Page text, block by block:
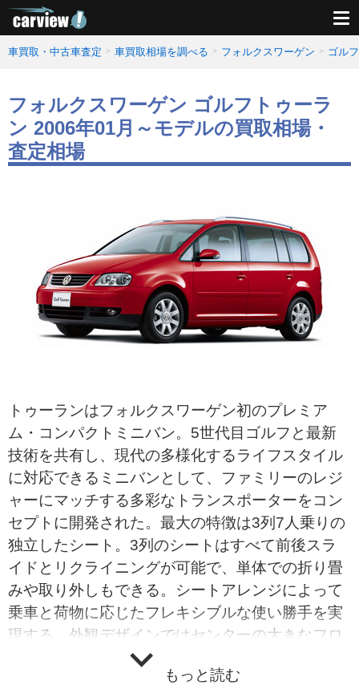
車買取・中古車査定 車買取相場を調べる フォルクスワーゲン ゴル
フォルクスワーゲン ゴルフトゥーラ
ン 2006年01月～モデルの買取相場・
査定相場
トゥーランはフォルクスワーゲン初のプレミア
ム・コンパクトミニバン。5世代目ゴルフと最新
技術を共有し、現代の多様化するライフスタイル
に対応できるミニバンとして、ファミリーのレジ
ャーにマッチする多彩なトランスポーターをコン
セプトに開発された。最大の特徴は3列7人乗りの
独立したシート。3列のシートはすべて前後スラ
イドとリクライニングが可能で、単体での折り畳
みや取り外しもできる。シートアレンジによって
乗車と荷物に応じたフレキシブルな使い勝手を実
現する。外観デザインではセンターの大きなフロ
ントグリルが印象的。ボディは約70mにもおよぶ
レーザー溶接や、全体の62％に使用した高張力剛
もっと読む